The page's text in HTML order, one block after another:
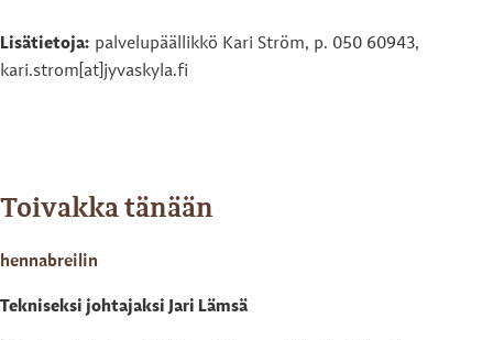
Lisätietoja: palvelupäällikkö Kari Ström, p. 050 60943,
kari.strom[at]jyvaskyla.fi
Toivakka tänään
hennabreilin
Tekniseksi johtajaksi Jari Lämsä